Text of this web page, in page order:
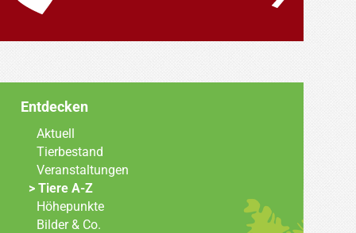
Entdecken
Aktuell
Tierbestand
Veranstaltungen
Tiere A-Z
Höhepunkte
Bilder & Co.